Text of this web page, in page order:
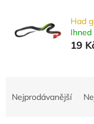
Had
19
Nejprodávanější